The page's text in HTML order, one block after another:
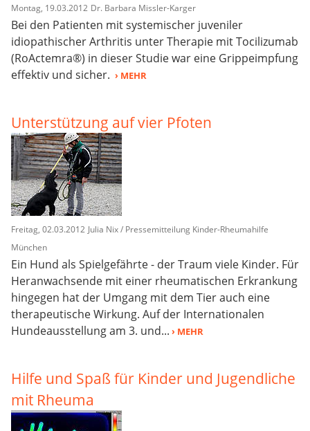
Montag, 19.03.2012 Dr. Barbara Missler-Karger
Bei den Patienten mit systemischer juveniler
idiopathischer Arthritis unter Therapie mit Tocilizumab
(RoActemra®) in dieser Studie war eine Grippeimpfung
effektiv und sicher. › MEHR
Unterstützung auf vier Pfoten
Freitag, 02.03.2012 Julia Nix / Pressemitteilung Kinder-Rheumahilfe
München
Ein Hund als Spielgefährte - der Traum viele Kinder. Für
Heranwachsende mit einer rheumatischen Erkrankung
hingegen hat der Umgang mit dem Tier auch eine
therapeutische Wirkung. Auf der Internationalen
Hundeausstellung am 3. und... › MEHR
Hilfe und Spaß für Kinder und Jugendliche
mit Rheuma